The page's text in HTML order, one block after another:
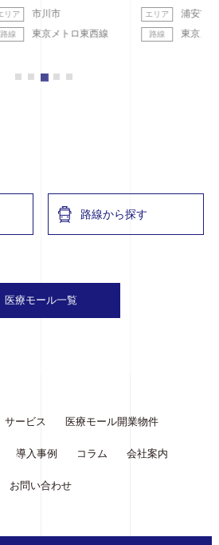
線
東京メトロ東西線
路線から探す
医療モール一覧
サービス 医療モール開業物件
導入事例 コラム 会社案内
お問い合わせ